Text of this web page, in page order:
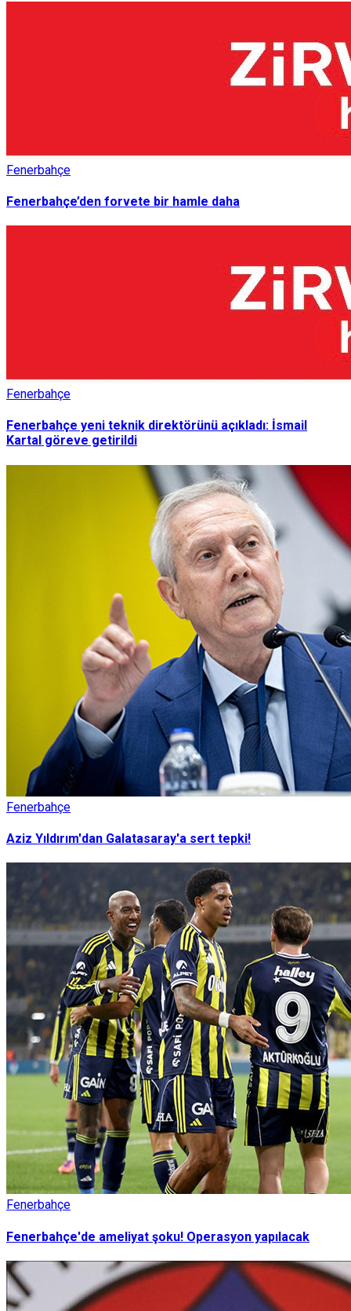
Fenerbahçe
Fenerbahçe’den forvete bir hamle daha
Fenerbahçe
Fenerbahçe yeni teknik direktörünü açıkladı: İsmail
Kartal göreve getirildi
Fenerbahçe
Aziz Yıldırım'dan Galatasaray'a sert tepki!
Fenerbahçe
Fenerbahçe'de ameliyat şoku! Operasyon yapılacak